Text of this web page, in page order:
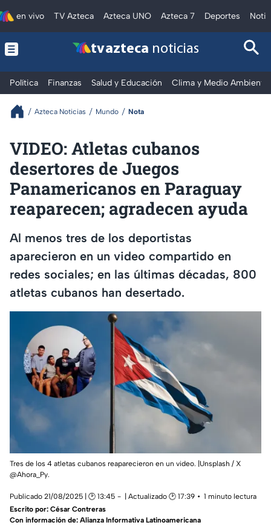
en vivo TV Azteca Azteca UNO Azteca 7 Deportes
tv azteca noticias
Política Finanzas Salud y Educación Clima y Medio Ambiente
Azteca Noticias Mundo Nota
VIDEO: Atletas cubanos
desertores de Juegos
Panamericanos en Paraguay
reaparecen; agradecen ayuda
Al menos tres de los deportistas
aparecieron en un video compartido en
redes sociales; en las últimas décadas, 800
atletas cubanos han desertado.
Tres de los 4 atletas cubanos reaparecieron en un video. |Unsplash / X
@Ahora_Py.
Publicado 21/08/2025 | 🕑 13:45 | Actualizado 🕑 17:39
1 minuto lectura
Escrito por: César Contreras
Con información de: Alianza Informativa Latinoamericana